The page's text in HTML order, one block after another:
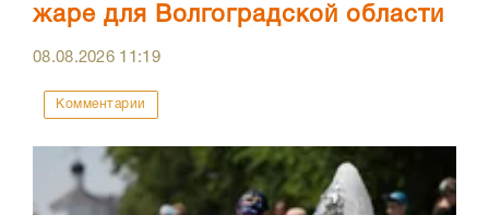
жаре для Волгоградской области
08.08.2026 11:19
Комментарии